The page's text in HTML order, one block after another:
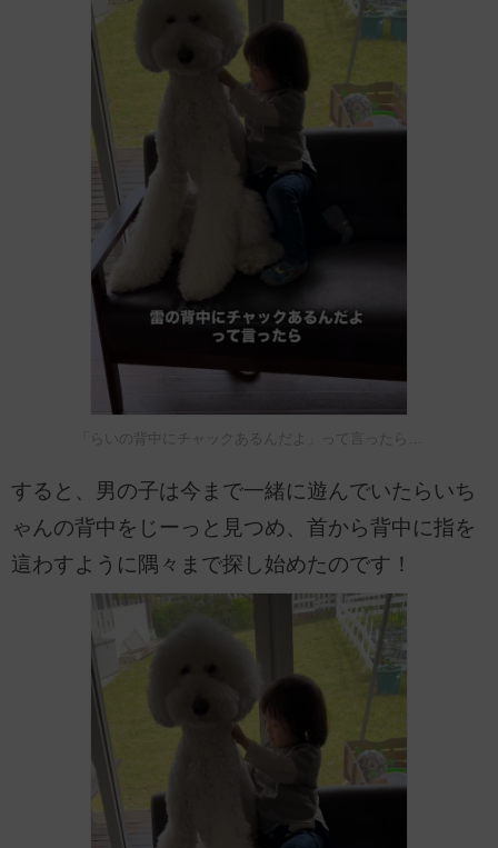
「らいの背中にチャックあるんだよ」って言ったら…
すると、男の子は今まで一緒に遊んでいたらいち
ゃんの背中をじーっと見つめ、首から背中に指を
這わすように隅々まで探し始めたのです！